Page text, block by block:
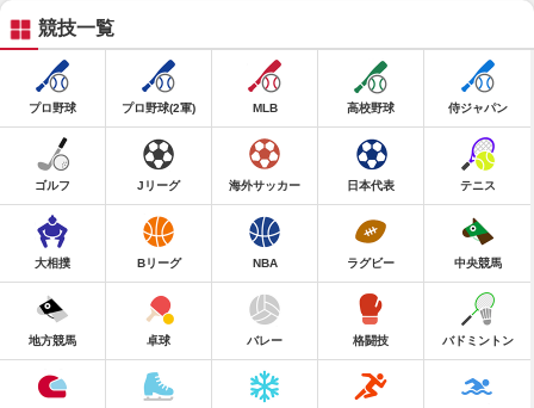
競技一覧
プロ野球 プロ野球(2軍) MLB 高校野球 侍ジャパン
ゴルフ Jリーグ 海外サッカー 日本代表 テニス
大相撲 Bリーグ NBA ラグビー 中央競馬
地方競馬 卓球 バレー 格闘技 バドミントン